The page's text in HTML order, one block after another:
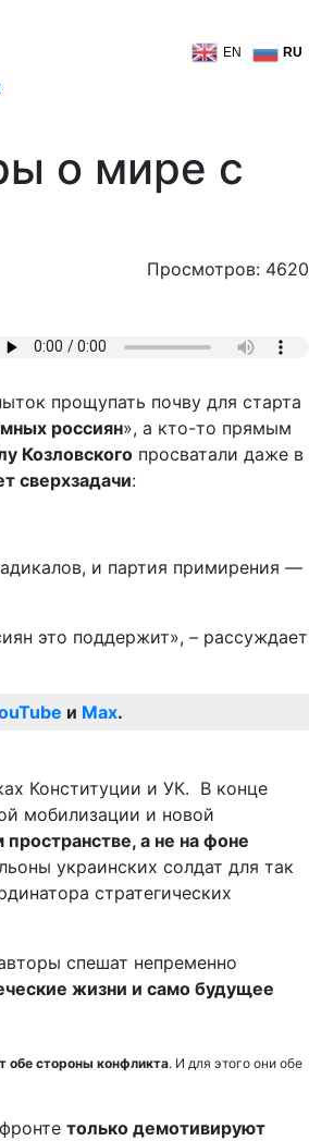
EN RU
о мире с
Просмотров: 4620
прощупать почву для старта
россиян», а кто-то прямым
Козловского просватали даже в
сверхзадачи:
и партия примирения —
это поддержит», – рассуждает
и Max.
Конституции и УК. В конце
мобилизации и новой
а не на фоне
украинских солдат для так
стратегических
спешат непременно
жизни и само будущее
обе стороны конфликта. И для этого они обе
только демотивируют